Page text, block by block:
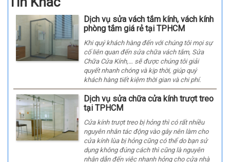
Dịch vụ sửa vách tắm kính, vách kính
phòng tắm giá rẻ tại TPHCM
Khi quý khách hàng đến với chúng tôi mọi sự
cố liên quan đến sửa chữa vách tắm, Sửa
Chữa Cửa Kính,… sẽ được chúng tôi giải
quyết nhanh chóng và kịp thời, giúp quý
khách hàng tiết kiệm thời gian và chi phí.
Dịch vụ sửa chữa cửa kính trượt treo
tại TPHCM
Cửa kính trượt treo bị hỏng thì có rất nhiều
nguyên nhân tác động vào gây nên làm cho
cửa kính lùa bị hỏng cũng có thể do bạn sử
dụng không đúng cách thì cũng là nguyên
nhân dẫn đến việc nhanh hỏng cho cửa nhà